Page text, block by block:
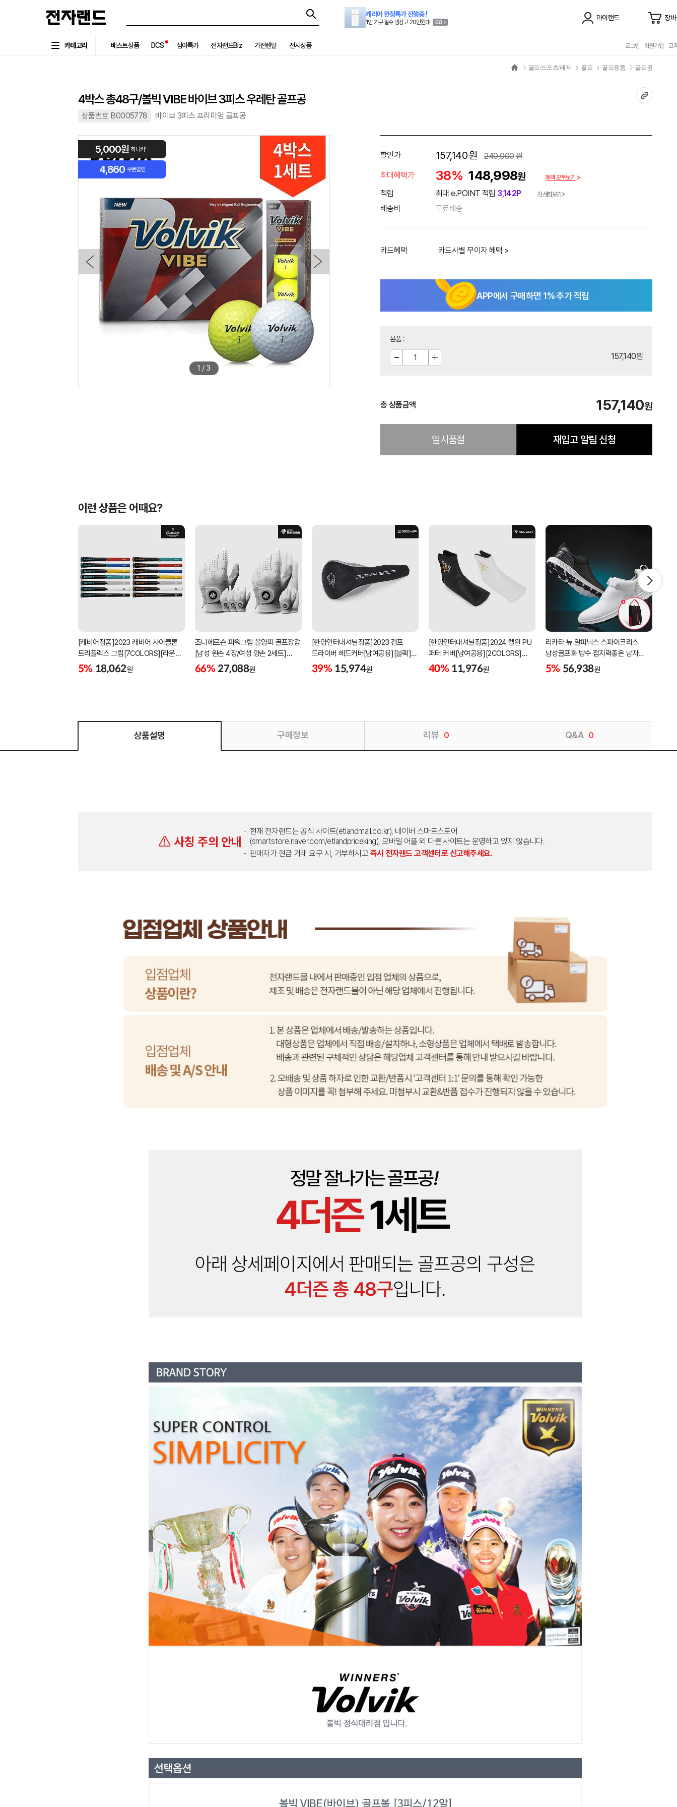
캐리어 한정특가 진행중 !
1인 가구 필수 냉장고 20만원대
마이랜드 장
카테고리 베스트상품 DCS 심야특가 전자랜드Biz 가전렌탈 전시상품 로그인 회원가입 고
골프/스포츠/레저 골프 골프용품 골프공
4박스 총48구/볼빅 VIBE 바이브 3피스 우레탄 골프공
상품번호 B0005778 바이브 3피스 프리미엄 골프공
5,000원 하나카드
4,860 쿠폰할인
1 / 3
할인가 157,140원 240,000원
최대혜택가
38% 148,998원 혜택 모두보기
적립 최대 e.POINT 적립 3,142P 자세히보기
배송비 무료배송
카드혜택 카드사별 무이자 혜택 >
APP에서 구매하면 1% 추가 적립
본품:
157,140원
총 상품금액 157,140원
일시품절 재입고 알림 신청
이런 상품은 어때요?
[캐비어정품]2023 캐비어 사이클론
트리플렉스 그립[7COLORS][라운드]
[39g/42g/46g/50g][R/S 토크]
5% 18,062원
조니헤르슨 파워그립 올양피 골프장갑
[남성 왼손 4장/여성 양손 2세트]
[화이트][케이스포함]
66% 27,088원
[한양인터내셔널정품]2023 겜프
드라이버 헤드커버[남여공용][블랙]
[HD-302]
39% 15,974원
[한양인터내셔널정품]2024 켈윈 PU
퍼터 커버[남여공용][2COLORS]
[KW-PC320]
40% 11,976원
리카타 뉴 알피닉스 스파이크리스
남성골프화 방수 접지력좋은 남자
골프신발 C27102/신발가방제공
5% 56,938원
상품설명 구매정보 리뷰 0 Q&A 0
사칭 주의 안내
현재 전자랜드는 공식 사이트(etlandmall.co.kr), 네이버 스마트스토어
(smartstore.naver.com/etlandpriceking), 모바일 어플 외 다른 사이트는 운영하고 있지 않습니다.
판매자가 현금 거래 요구 시, 거부하시고 즉시 전자랜드 고객센터로 신고해주세요.